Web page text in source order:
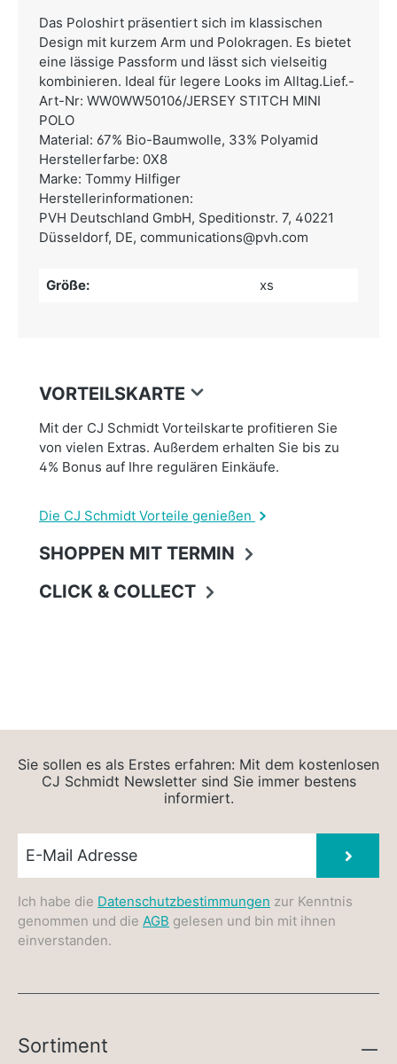
Das Poloshirt präsentiert sich im klassischen
Design mit kurzem Arm und Polokragen. Es bietet
eine lässige Passform und lässt sich vielseitig
kombinieren. Ideal für legere Looks im Alltag.Lief.-
Art-Nr: WW0WW50106/JERSEY STITCH MINI
POLO
Material: 67% Bio-Baumwolle, 33% Polyamid
Herstellerfarbe: 0X8
Marke: Tommy Hilfiger
Herstellerinformationen:
PVH Deutschland GmbH, Speditionstr. 7, 40221
Düsseldorf, DE, communications@pvh.com
Größe: xs
VORTEILSKARTE
Mit der CJ Schmidt Vorteilskarte profitieren Sie
von vielen Extras. Außerdem erhalten Sie bis zu
4% Bonus auf Ihre regulären Einkäufe.
Die CJ Schmidt Vorteile genießen
SHOPPEN MIT TERMIN
CLICK & COLLECT
Sie sollen es als Erstes erfahren: Mit dem kostenlosen
CJ Schmidt Newsletter sind Sie immer bestens
informiert.
Ich habe die Datenschutzbestimmungen zur Kenntnis
genommen und die AGB gelesen und bin mit ihnen
einverstanden.
Sortiment